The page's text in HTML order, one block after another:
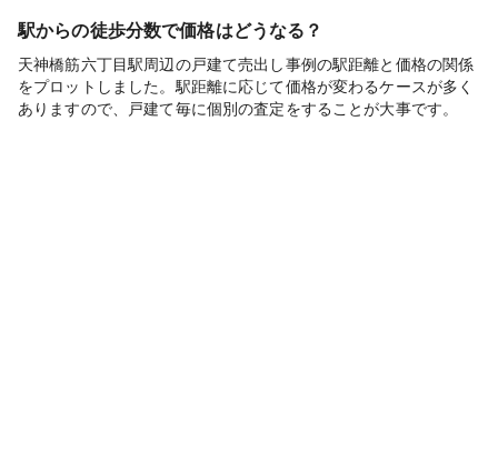
駅からの徒歩分数で価格はどうなる？
天神橋筋六丁目駅周辺の戸建て売出し事例の駅距離と価格の関係
をプロットしました。駅距離に応じて価格が変わるケースが多く
ありますので、戸建て毎に個別の査定をすることが大事です。